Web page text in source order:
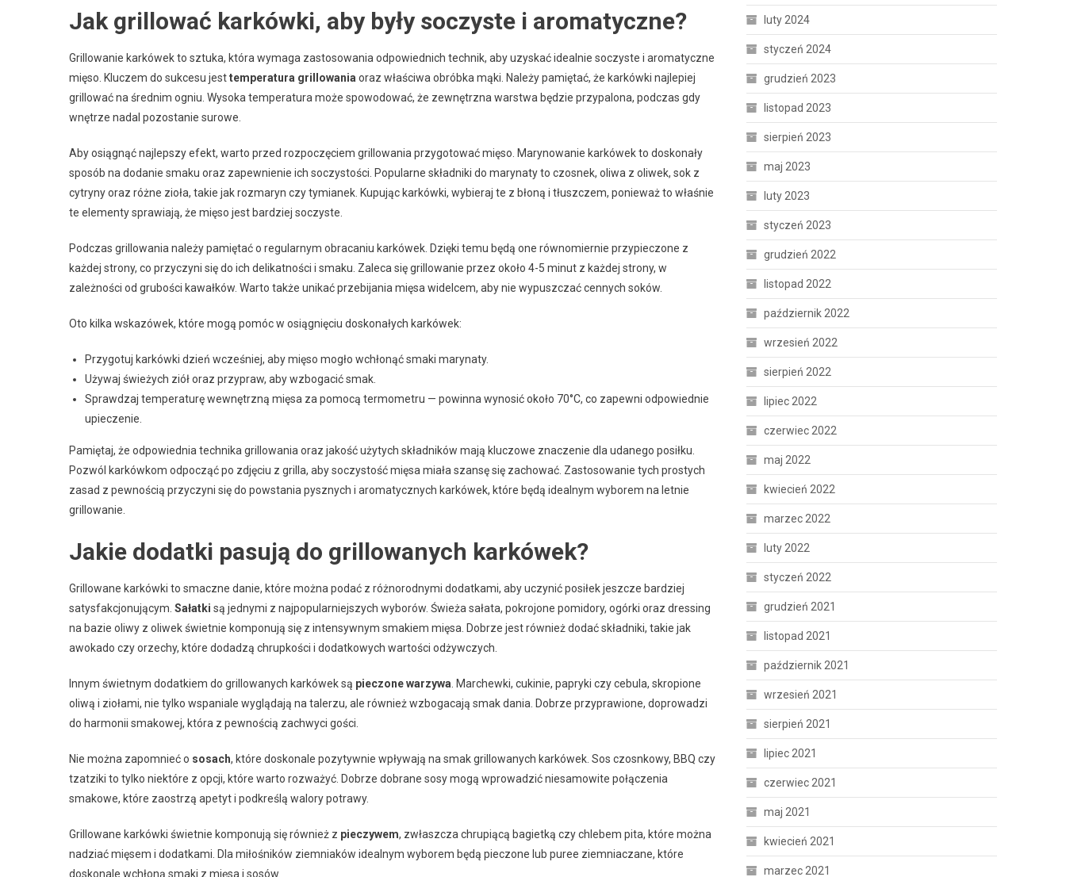
Jak grillować karkówki, aby były soczyste i aromatyczne?
Grillowanie karkówek to sztuka, która wymaga zastosowania odpowiednich technik, aby uzyskać idealnie soczyste i aromatyczne
mięso. Kluczem do sukcesu jesttemperatura grillowania oraz właściwa obróbka mąki. Należy pamiętać, że karkówki najlepiej
grillować na średnim ogniu. Wysoka temperatura może spowodować, że zewnętrzna warstwa będzie przypalona, podczas gdy
wnętrze nadal pozostanie surowe.
Aby osiągnąć najlepszy efekt, warto przed rozpoczęciem grillowania przygotować mięso. Marynowanie karkówek to doskonały
sposób na dodanie smaku oraz zapewnienie ich soczystości. Popularne składniki do marynaty to czosnek, oliwa z oliwek, sok z
cytryny oraz różne zioła, takie jak rozmaryn czy tymianek. Kupując karkówki, wybieraj te z błoną i tłuszczem, ponieważ to właśnie
te elementy sprawiają, że mięso jest bardziej soczyste.
Podczas grillowania należy pamiętać o regularnym obracaniu karkówek. Dzięki temu będą one równomiernie przypieczone z
każdej strony, co przyczyni się do ich delikatności i smaku. Zaleca się grillowanie przez około 4-5 minut z każdej strony, w
zależności od grubości kawałków. Warto także unikać przebijania mięsa widelcem, aby nie wypuszczać cennych soków.
Oto kilka wskazówek, które mogą pomóc w osiągnięciu doskonałych karkówek:
Przygotuj karkówki dzień wcześniej, aby mięso mogło wchłonąć smaki marynaty.
Używaj świeżych ziół oraz przypraw, aby wzbogacić smak.
Sprawdzaj temperaturę wewnętrzną mięsa za pomocą termometru — powinna wynosić około 70°C, co zapewni odpowiednie
upieczenie.
Pamiętaj, że odpowiednia technika grillowania oraz jakość użytych składników mają kluczowe znaczenie dla udanego posiłku.
Pozwól karkówkom odpocząć po zdjęciu z grilla, aby soczystość mięsa miała szansę się zachować. Zastosowanie tych prostych
zasad z pewnością przyczyni się do powstania pysznych i aromatycznych karkówek, które będą idealnym wyborem na letnie
grillowanie.
Jakie dodatki pasują do grillowanych karkówek?
Grillowane karkówki to smaczne danie, które można podać z różnorodnymi dodatkami, aby uczynić posiłek jeszcze bardziej
satysfakcjonującym. Sałatki są jednymi z najpopularniejszych wyborów. Świeża sałata, pokrojone pomidory, ogórki oraz dressing
na bazie oliwy z oliwek świetnie komponują się z intensywnym smakiem mięsa. Dobrze jest również dodać składniki, takie jak
awokado czy orzechy, które dodadzą chrupkości i dodatkowych wartości odżywczych.
Innym świetnym dodatkiem do grillowanych karkówek są pieczone warzywa . Marchewki, cukinie, papryki czy cebula, skropione
oliwą i ziołami, nie tylko wspaniale wyglądają na talerzu, ale również wzbogacają smak dania. Dobrze przyprawione, doprowadzi
do harmonii smakowej, która z pewnością zachwyci gości.
Nie można zapomnieć o sosach, które doskonale pozytywnie wpływają na smak grillowanych karkówek. Sos czosnkowy, BBQ czy
tzatziki to tylko niektóre z opcji, które warto rozważyć. Dobrze dobrane sosy mogą wprowadzić niesamowite połączenia
smakowe, które zaostrzą apetyt i podkreślą walory potrawy.
Grillowane karkówki świetnie komponują się również z pieczywem, zwłaszcza chrupiącą bagietką czy chlebem pita, które można
nadziać mięsem i dodatkami. Dla miłośników ziemniaków idealnym wyborem będą pieczone lub puree ziemniaczane, które
doskonale wchłoną smaki z mięsa i sosów.
luty 2024
styczeń 2024
grudzień 2023
listopad 2023
sierpień 2023
maj 2023
luty 2023
styczeń 2023
grudzień 2022
listopad 2022
październik 2022
wrzesień 2022
sierpień 2022
lipiec 2022
czerwiec 2022
maj 2022
kwiecień 2022
marzec 2022
luty 2022
styczeń 2022
grudzień 2021
listopad 2021
październik 2021
wrzesień 2021
sierpień 2021
lipiec 2021
czerwiec 2021
maj 2021
kwiecień 2021
marzec 2021